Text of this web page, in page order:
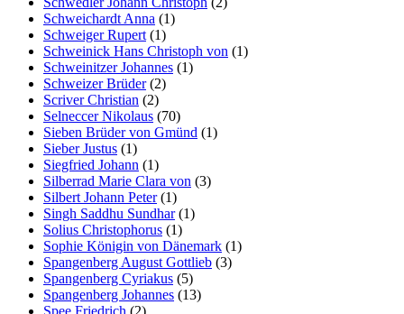
Schweichardt Anna (1)
Schweiger Rupert(1)
Schweinick Hans Christoph von (1)
Schweinitzer Johannes (1)
Schweizer Brüder(2)
Scriver Christian (2)
Selneccer Nikolaus (70)
Sieben Brüder von Gmünd (1)
Sieber Justus (1)
Siegfried Johann (1)
Silberrad Marie Clara von (3)
Silbert Johann Peter(1)
Singh Saddhu Sundhar(1)
Solius Christophorus (1)
Sophie Königin von Dänemark (1)
Spangenberg August Gottlieb (3)
Spangenberg Cyriakus (5)
Spangenberg Johannes (13)